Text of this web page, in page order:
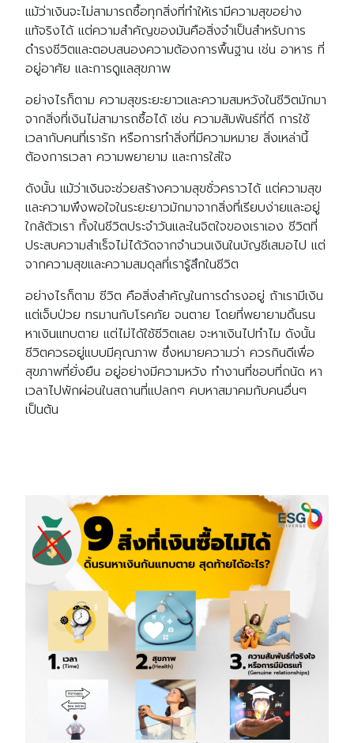
Search
for: Search
แม้ว่าเงินจะไม่สามารถซื้อทุกสิ่งที่ทำให้เรามีความสุขอย่าง
แท้จริงได้ แต่ความสำคัญของมันคือสิ่งจำเป็นสำหรับการ
ดำรงชีวิตและตอบสนองความต้องการพื้นฐาน เช่น อาหาร ที่
อยู่อาศัย และการดูแลสุขภาพ
อย่างไรก็ตาม ความสุขระยะยาวและความสมหวังในชีวิตมักมา
จากสิ่งที่เงินไม่สามารถซื้อได้ เช่น ความสัมพันธ์ที่ดี การใช้
เวลากับคนที่เรารัก หรือการทำสิ่งที่มีความหมาย สิ่งเหล่านี้
ต้องการเวลา ความพยายาม และการใส่ใจ
ดังนั้น แม้ว่าเงินจะช่วยสร้างความสุขชั่วคราวได้ แต่ความสุข
และความพึงพอใจในระยะยาวมักมาจากสิ่งที่เรียบง่ายและอยู่
ใกล้ตัวเรา ทั้งในชีวิตประจำวันและในจิตใจของเราเอง ชีวิตที่
ประสบความสำเร็จไม่ได้วัดจากจำนวนเงินในบัญชีเสมอไป แต่
จากความสุขและความสมดุลที่เรารู้สึกในชีวิต
อย่างไรก็ตาม ชีวิต คือสิ่งสำคัญในการดำรงอยู่ ถ้าเรามีเงิน
แต่เจ็บป่วย ทรมานกับโรคภัย จนตาย โดยที่พยายามดิ้นรน
หาเงินแทบตาย แต่ไม่ได้ใช้ชีวิตเลย จะหาเงินไปทำไม ดังนั้น
ชีวิตควรอยู่แบบมีคุณภาพ ซึ่งหมายความว่า ควรกินดีเพื่อ
สุขภาพที่ยั่งยืน อยู่อย่างมีความหวัง ทำงานที่ชอบที่ถนัด หา
เวลาไปพักผ่อนในสถานที่แปลกๆ คบหาสมาคมกับคนอื่นๆ
เป็นต้น